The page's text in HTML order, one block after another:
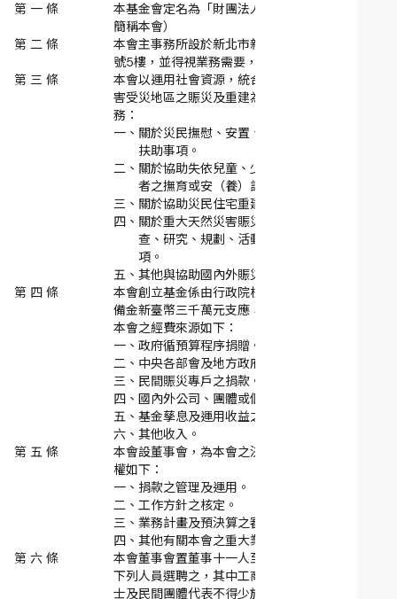
第 一 條
本基金會定名為「財團法人賑災基金會」（以下
簡稱本會）
第 二 條
本會主事務所設於新北市新店區北新路三段200
號5樓，並得視業務需要，設立分事務所。
第 三 條
本會以運用社會資源，統合民間力量，協助因災
害受災地區之賑災及重建為目的，辦理下列業
務：
一、 關於災民撫慰、安置、生活、醫療及教育之
扶助事項。
二、 關於協助失依兒童、少年、老人及身心障礙
者之撫育或安（養）護事項。
三、 關於協助災民住宅重建重購事項。
四、 關於重大天然災害賑災、重建相關事項之調
查、研究、規劃、活動及記錄、出版等事
項。
五、 其他與協助國內外賑災及重建有關事項。
第 四 條
本會創立基金係由行政院核定動支90年度第二預
備金新臺幣三千萬元支應，基金本金不得動支。
本會之經費來源如下：
一、 政府循預算程序捐贈。
二、 中央各部會及地方政府賑災專戶之捐款。
三、 民間賑災專戶之捐款。
四、 國內外公司、團體或個人之捐款。
五、 基金孳息及運用收益之收入。
六、 其他收入。
第 五 條
本會設董事會，為本會之決策機構，董事會之職
權如下：
一、 捐款之管理及運用。
二、 工作方針之核定。
三、 業務計畫及預決算之審議。
四、 其他有關本會之重大業務決議事項。
第 六 條
本會董事會置董事十一人至十五人，由行政院就
下列人員選聘之，其中工商企業界、社會公正人
士及民間團體代表不得少於二分之一：